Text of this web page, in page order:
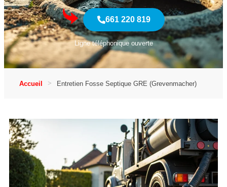
661 220 819
Ligne téléphonique ouverte
Accueil Entretien Fosse Septique GRE (Grevenmacher)